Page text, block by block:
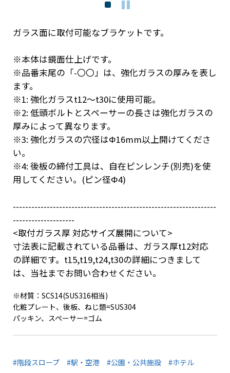
ガラス面に取付可能なブラケットです。
※本体は鏡面仕上げです。
※品番末尾の「-〇〇」は、強化ガラスの厚みを表し
ます。
※1: 強化ガラスt12～t30に使用可能。
※2: 低頭ボルトとスペーサーの長さは強化ガラスの
厚みによって異なります。
※3: 強化ガラスの穴径はΦ16mm以上開けてくださ
い。
※4: 後板の締付工具は、自在ピンレンチ(別売)を使
用してください。(ピン径Φ4)
------------------------------------------------------------------
--------------------
<取付ガラス厚 対応サイズ展開について>
寸法表に記載されている品番は、ガラス厚t12対応
の詳細です。t15,t19,t24,t30の詳細につきまして
は、当社までお問い合わせください。
※材質：SCS14(SUS316相当)
化粧プレート、後板、ねじ類=SUS304
パッキン、スペーサー=ゴム
#階段スロープ #駅・空港 #公園・公共施設 #ホテル